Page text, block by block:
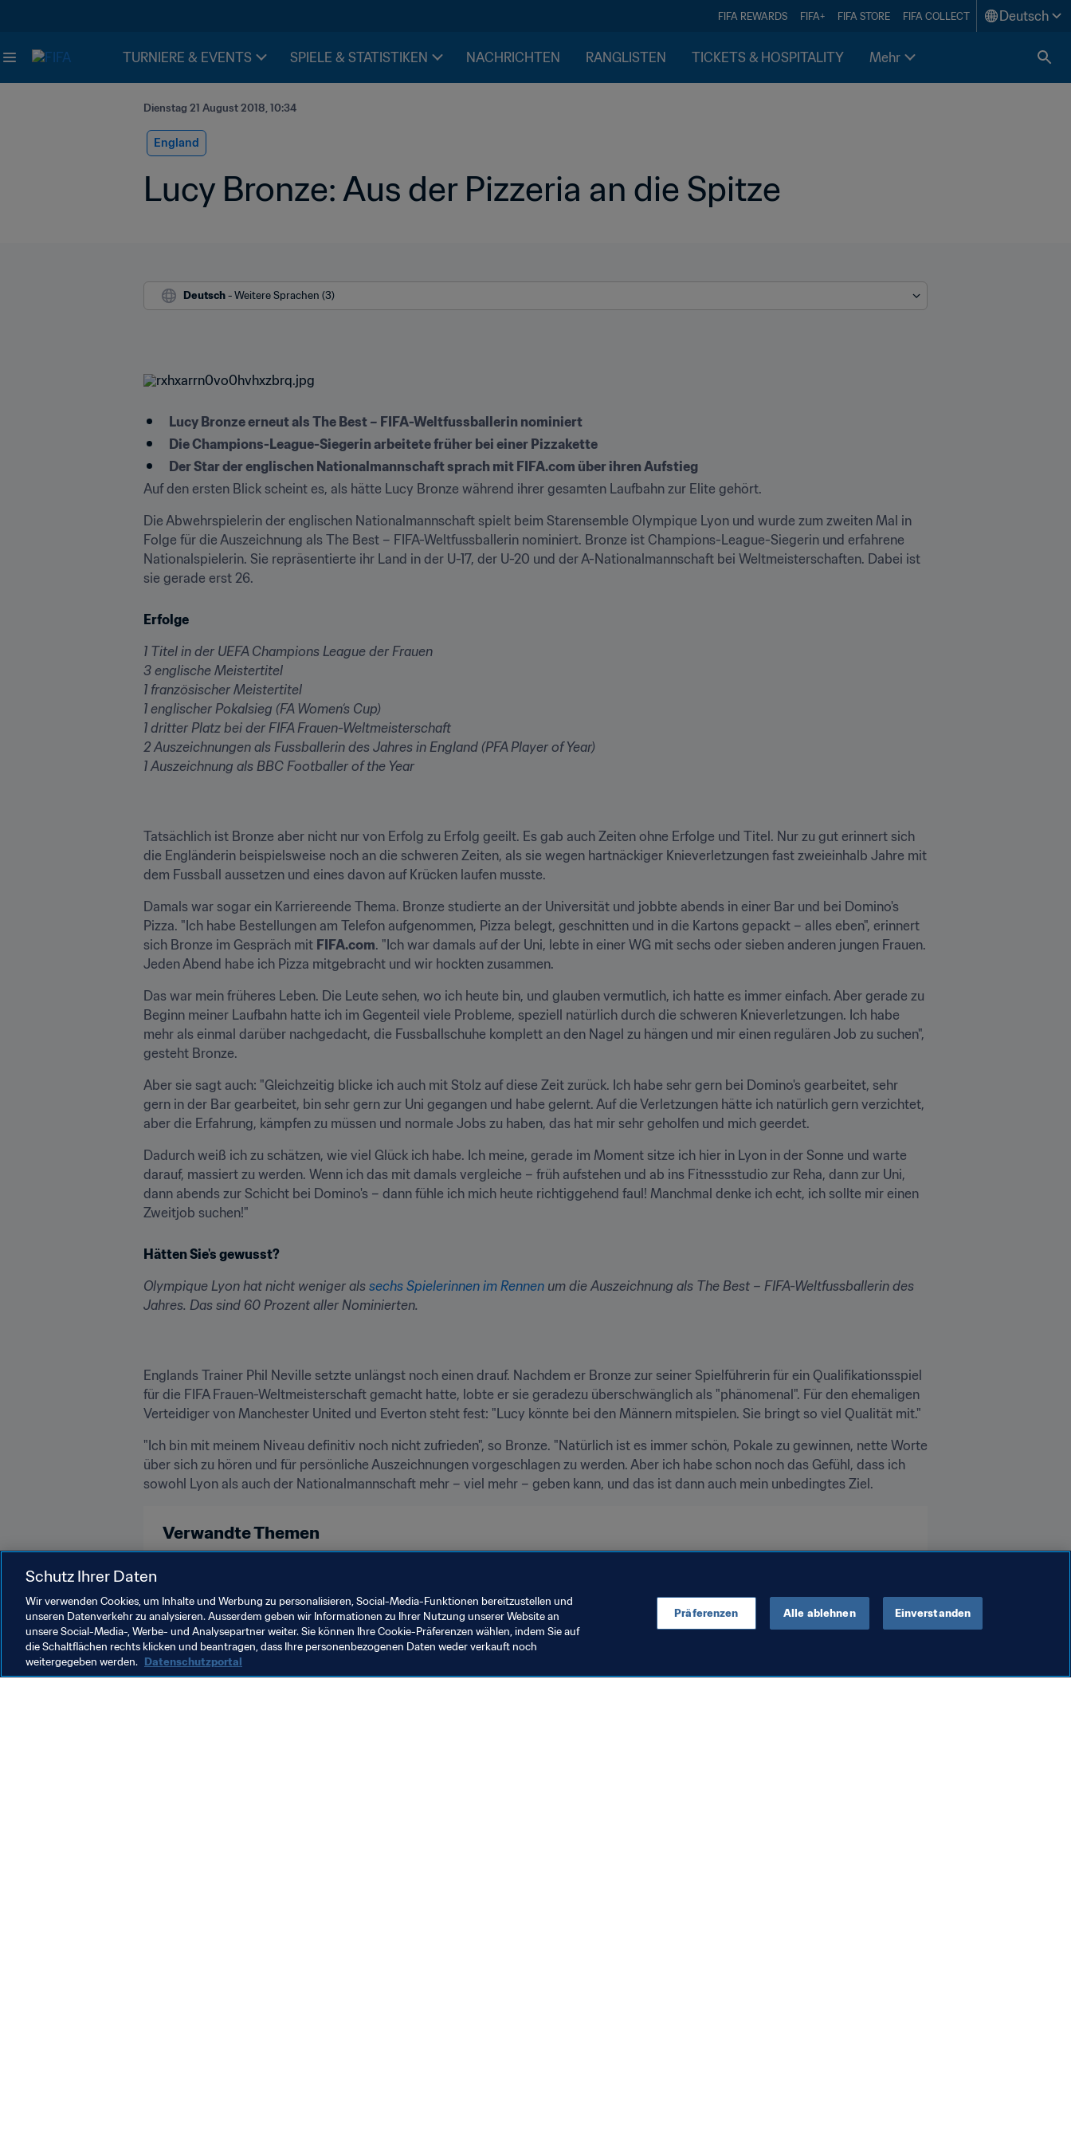
FIFA REWARDS FIFA+ FIFA STORE FIFA COLLECT Deutsch
TURNIERE & EVENTS SPIELE & STATISTIKEN NACHRICHTEN RANGLISTEN TICKETS & HOSPITALITY Mehr
Dienstag 21 August 2018, 10:34
England
Lucy Bronze: Aus der Pizzeria an die Spitze
Deutsch - Weitere Sprachen (3)
Lucy Bronze erneut als The Best – FIFA-Weltfussballerin nominiert
Die Champions-League-Siegerin arbeitete früher bei einer Pizzakette
Der Star der englischen Nationalmannschaft sprach mit FIFA.com über ihren Aufstieg
Auf den ersten Blick scheint es, als hätte Lucy Bronze während ihrer gesamten Laufbahn zur Elite gehört.
Die Abwehrspielerin der englischen Nationalmannschaft spielt beim Starensemble Olympique Lyon und wurde zum zweiten Mal in
Folge für die Auszeichnung als The Best – FIFA-Weltfussballerin nominiert. Bronze ist Champions-League-Siegerin und erfahrene
Nationalspielerin. Sie repräsentierte ihr Land in der U-17, der U-20 und der A-Nationalmannschaft bei Weltmeisterschaften. Dabei ist
sie gerade erst 26.
Erfolge
1 Titel in der UEFA Champions League der Frauen
3 englische Meistertitel
1 französischer Meistertitel
1 englischer Pokalsieg (FA Women‘s Cup)
1 dritter Platz bei der FIFA Frauen-Weltmeisterschaft
2 Auszeichnungen als Fussballerin des Jahres in England (PFA Player of Year)
1 Auszeichnung als BBC Footballer of the Year
Tatsächlich ist Bronze aber nicht nur von Erfolg zu Erfolg geeilt. Es gab auch Zeiten ohne Erfolge und Titel. Nur zu gut erinnert sich
die Engländerin beispielsweise noch an die schweren Zeiten, als sie wegen hartnäckiger Knieverletzungen fast zweieinhalb Jahre mit
dem Fussball aussetzen und eines davon auf Krücken laufen musste.
Damals war sogar ein Karriereende Thema. Bronze studierte an der Universität und jobbte abends in einer Bar und bei Domino's
Pizza. "Ich habe Bestellungen am Telefon aufgenommen, Pizza belegt, geschnitten und in die Kartons gepackt – alles eben", erinnert
sich Bronze im Gespräch mit FIFA.com. "Ich war damals auf der Uni, lebte in einer WG mit sechs oder sieben anderen jungen Frauen.
Jeden Abend habe ich Pizza mitgebracht und wir hockten zusammen.
Das war mein früheres Leben. Die Leute sehen, wo ich heute bin, und glauben vermutlich, ich hatte es immer einfach. Aber gerade zu
Beginn meiner Laufbahn hatte ich im Gegenteil viele Probleme, speziell natürlich durch die schweren Knieverletzungen. Ich habe
mehr als einmal darüber nachgedacht, die Fussballschuhe komplett an den Nagel zu hängen und mir einen regulären Job zu suchen",
gesteht Bronze.
Aber sie sagt auch: "Gleichzeitig blicke ich auch mit Stolz auf diese Zeit zurück. Ich habe sehr gern bei Domino's gearbeitet, sehr
gern in der Bar gearbeitet, bin sehr gern zur Uni gegangen und habe gelernt. Auf die Verletzungen hätte ich natürlich gern verzichtet,
aber die Erfahrung, kämpfen zu müssen und normale Jobs zu haben, das hat mir sehr geholfen und mich geerdet.
Dadurch weiß ich zu schätzen, wie viel Glück ich habe. Ich meine, gerade im Moment sitze ich hier in Lyon in der Sonne und warte
darauf, massiert zu werden. Wenn ich das mit damals vergleiche – früh aufstehen und ab ins Fitnessstudio zur Reha, dann zur Uni,
dann abends zur Schicht bei Domino's – dann fühle ich mich heute richtiggehend faul! Manchmal denke ich echt, ich sollte mir einen
Zweitjob suchen!"
Hätten Sie's gewusst?
Olympique Lyon hat nicht weniger als sechs Spielerinnen im Rennen um die Auszeichnung als The Best – FIFA-Weltfussballerin des
Jahres. Das sind 60 Prozent aller Nominierten.
Englands Trainer Phil Neville setzte unlängst noch einen drauf. Nachdem er Bronze zur seiner Spielführerin für ein Qualifikationsspiel
für die FIFA Frauen-Weltmeisterschaft gemacht hatte, lobte er sie geradezu überschwänglich als "phänomenal". Für den ehemaligen
Verteidiger von Manchester United und Everton steht fest: "Lucy könnte bei den Männern mitspielen. Sie bringt so viel Qualität mit."
"Ich bin mit meinem Niveau definitiv noch nicht zufrieden", so Bronze. "Natürlich ist es immer schön, Pokale zu gewinnen, nette Worte
über sich zu hören und für persönliche Auszeichnungen vorgeschlagen zu werden. Aber ich habe schon noch das Gefühl, dass ich
sowohl Lyon als auch der Nationalmannschaft mehr – viel mehr – geben kann, und das ist dann auch mein unbedingtes Ziel.
Verwandte Themen
Schutz Ihrer Daten
Wir verwenden Cookies, um Inhalte und Werbung zu personalisieren, Social-Media-Funktionen bereitzustellen und
unseren Datenverkehr zu analysieren. Ausserdem geben wir Informationen zu Ihrer Nutzung unserer Website an
unsere Social-Media-, Werbe- und Analysepartner weiter. Sie können Ihre Cookie-Präferenzen wählen, indem Sie auf
die Schaltflächen rechts klicken und beantragen, dass Ihre personenbezogenen Daten weder verkauft noch
weitergegeben werden. Datenschutzportal
Präferenzen Alle ablehnen Einverstanden